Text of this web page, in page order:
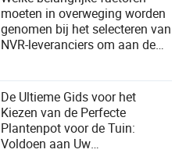
moeten in overweging worden
genomen bij het selecteren van
NVR-leveranciers om aan de
De Ultieme Gids voor het
Kiezen van de Perfecte
Plantenpot voor de Tuin:
Voldoen aan Uw